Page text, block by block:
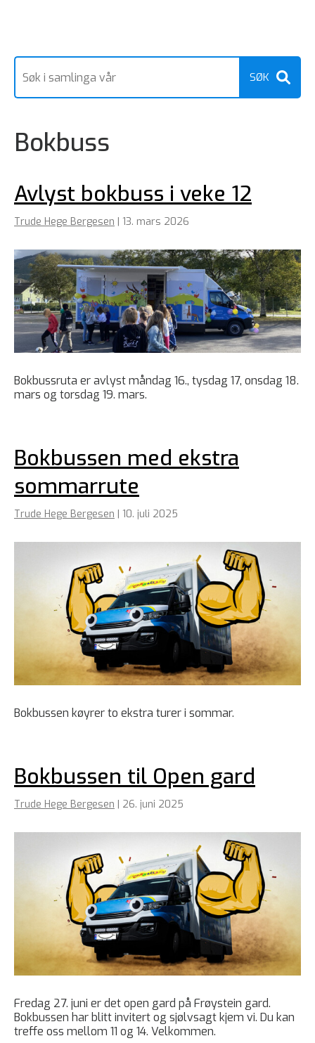
Bokbuss
Avlyst bokbuss i veke 12
Trude Hege Bergesen | 13. mars 2026
Bokbussruta er avlyst måndag 16., tysdag 17, onsdag 18.
mars og torsdag 19. mars.
Bokbussen med ekstra
sommarrute
Trude Hege Bergesen 10. juli 2025
Bokbussen køyrer to ekstra turer i sommar.
Bokbussen til Open gard
Trude Hege Bergesen 26. juni 2025
Fredag 27. juni er det open gard på Frøystein gard.
Bokbussen har blitt invitert og sjølvsagt kjem vi. Du kan
treffe oss mellom 11 og 14. Velkommen.